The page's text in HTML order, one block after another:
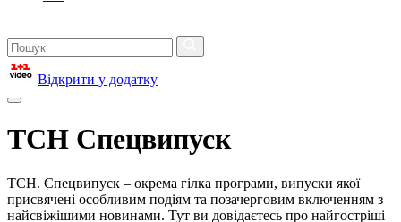
Відкрити у додатку
ТСН Спецвипуск
ТСН. Спецвипуск – окрема гілка програми, випуски якої
присвячені особливим подіям та позачерговим включенням з
найсвіжішими новинами. Тут ви довідаєтесь про найгостріші